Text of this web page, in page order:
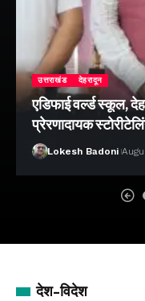
उत्तराखंड देहरादून
एडिफाई वर्ल्ड स्कूल,
प्रेरणादायक
Lokesh Badoni
देश-विदेश